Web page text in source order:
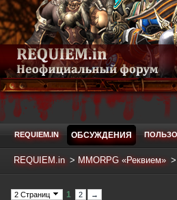
REQUIEM.IN ОБСУЖДЕНИЯ
REQUIEM.in > MMORPG «Реквием» >
2 Страниц 1 2 →